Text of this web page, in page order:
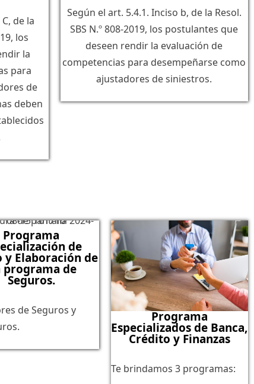
de la
los
la
para
de
deben
Según el art. 5.4.1. Inciso b, de la Resol.
SBS N.º 808-2019, los postulantes que
deseen rendir la evaluación de
competencias para desempeñarse como
ajustadores de siniestros.
Programa
de
y Elaboración de
programa de
Seguros.
de Seguros y
Programa
Especializados de Banca,
Crédito y Finanzas
Te brindamos 3 programas: